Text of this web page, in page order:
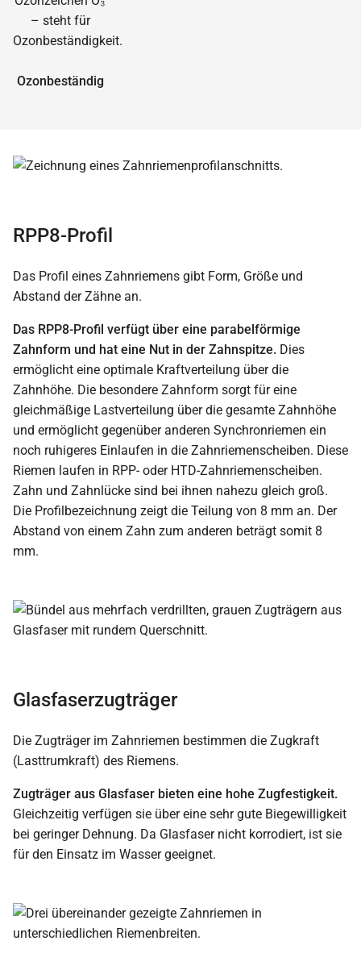
Ozonbeständig
RPP8-Profil
Das Profil eines Zahnriemens gibt Form, Größe und
Abstand der Zähne an.
Das RPP8-Profil verfügt über eine parabelförmige
Zahnform und hat eine Nut in der Zahnspitze. Dies
ermöglicht eine optimale Kraftverteilung über die
Zahnhöhe. Die besondere Zahnform sorgt für eine
gleichmäßige Lastverteilung über die gesamte Zahnhöhe
und ermöglicht gegenüber anderen Synchronriemen ein
noch ruhigeres Einlaufen in die Zahnriemenscheiben. Diese
Riemen laufen in RPP- oder HTD-Zahnriemenscheiben.
Zahn und Zahnlücke sind bei ihnen nahezu gleich groß.
Die Profilbezeichnung zeigt die Teilung von 8 mm an. Der
Abstand von einem Zahn zum anderen beträgt somit 8
mm.
Glasfaserzugträger
Die Zugträger im Zahnriemen bestimmen die Zugkraft
(Lasttrumkraft) des Riemens.
Zugträger aus Glasfaser bieten eine hohe Zugfestigkeit.
Gleichzeitig verfügen sie über eine sehr gute Biegewilligkeit
bei geringer Dehnung. Da Glasfaser nicht korrodiert, ist sie
für den Einsatz im Wasser geeignet.